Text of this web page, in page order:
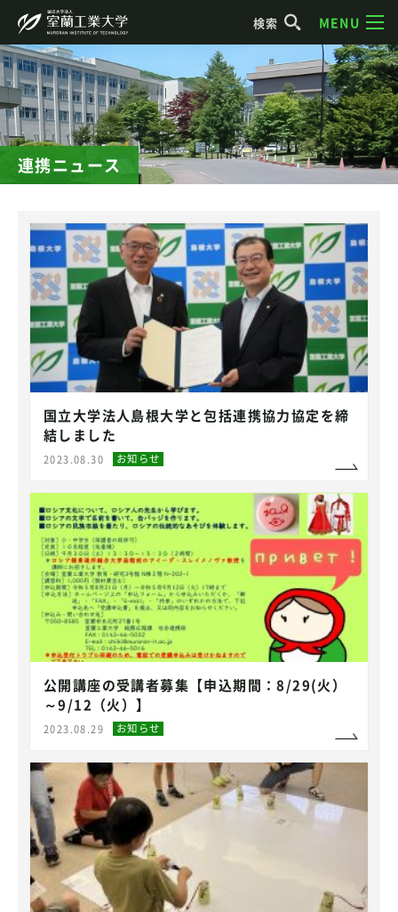
検索 MENU
連携ニュース
国立大学法人島根大学と包括連携協力協定を締
結しました
2023.08.30 お知らせ
公開講座の受講者募集【申込期間：8/29(火）
～9/12（火）】
2023.08.29 お知らせ